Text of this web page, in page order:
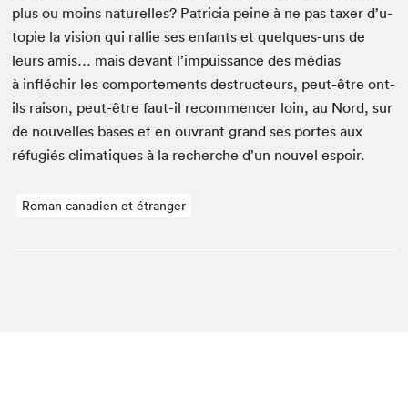
plus ou moins naturelles? Patri­cia peine à ne pas tax­er d’u­
topie la vision qui ral­lie ses enfants et quelques-uns de
leurs amis… mais devant l’im­puis­sance des médias
à infléchir les com­porte­ments destruc­teurs, peut-être ont-
ils rai­son, peut-être faut-il recom­mencer loin, au Nord, sur
de nou­velles bases et en ouvrant grand ses portes aux
réfugiés cli­ma­tiques à la recherche d’un nou­v­el espoir.
Roman canadien et étranger